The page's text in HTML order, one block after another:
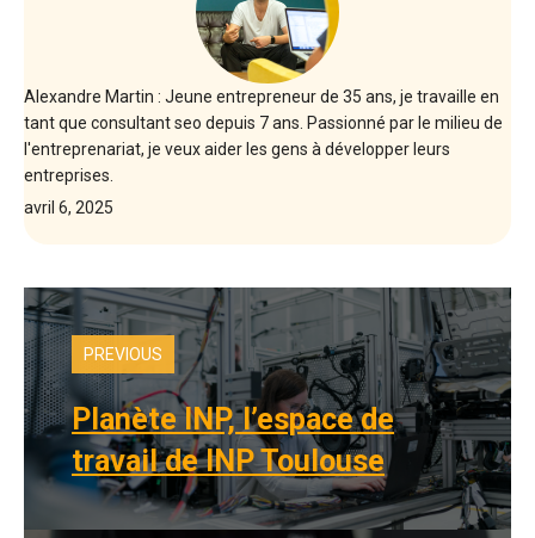
Alexandre Martin : Jeune entrepreneur de 35 ans, je travaille en
tant que consultant seo depuis 7 ans. Passionné par le milieu de
l'entreprenariat, je veux aider les gens à développer leurs
entreprises.
avril 6, 2025
PREVIOUS
Planète INP, l’espace de
travail de INP Toulouse